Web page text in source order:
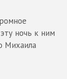
ночь к ним
Михаила